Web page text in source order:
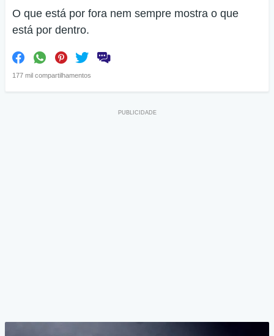
O que está por fora nem sempre mostra o que
está por dentro.
177 mil compartilhamentos